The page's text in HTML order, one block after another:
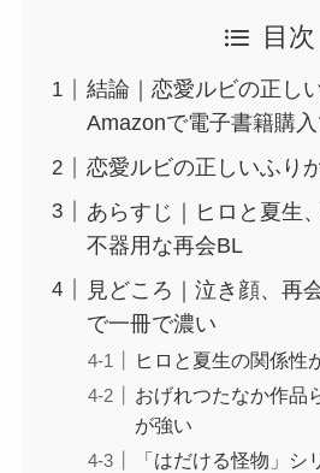
目次
結論｜恋愛ルビの正し
Amazonで電子書籍購
恋愛ルビの正しいふり
あらすじ｜ヒロと夏生
不器用な再会BL
見どころ｜泣き顔、再
で一冊で濃い
ヒロと夏生の関係性
おげれつたなか作品
が強い
「はだける怪物」シ